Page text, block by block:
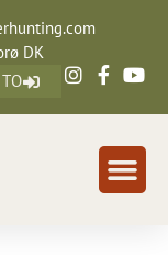
DK